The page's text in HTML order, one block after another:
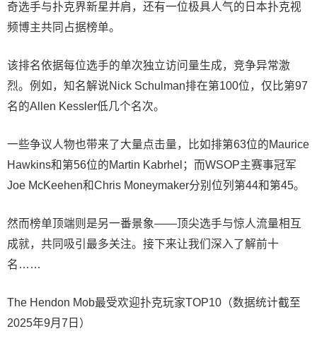
奇选手与扑克界新星并肩，还有一位极具人气的日本扑克视
频博主共同占据榜单。
该排名依据每位选手的单次独立访问量生成，竞争异常激
烈。例如，知名解说Nick Schulman排在第100位，仅比第97
名的Allen Kessler低几个名次。
一些争议人物也带来了大量点击量，比如排第63位的Maurice
Hawkins和第56位的Martin Kabrhel；而WSOP主赛事冠军
Joe McKeehen和Chris Moneymaker分别位列第44和第45。
然而榜单顶端则是另一番景象——顶尖选手与惊人流量相互
成就，共同吸引最多关注。接下来让我们深入了解前十
名……
The Hendon Mob最受欢迎扑克玩家TOP10（数据统计截至
2025年9月7日）